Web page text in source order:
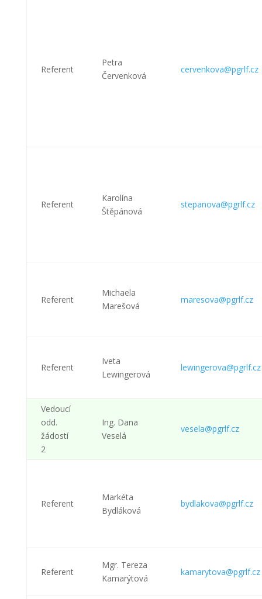
Referent
Petra
Červenková
cervenkova@pgrlf.cz
Referent
Karolína
Štěpánová
stepanova@pgrlf.cz
Referent
Michaela
Marešová
maresova@pgrlf.cz
Referent
Iveta
Lewingerová
lewingerova@pgrlf.cz
Vedoucí
odd.
žádostí
2
Ing. Dana
Veselá
vesela@pgrlf.cz
Referent
Markéta
Bydláková
bydlakova@pgrlf.cz
Referent
Mgr. Tereza
Kamarýtová
kamarytova@pgrlf.cz